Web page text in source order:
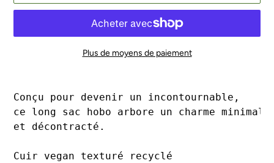
Plus de moyens de paiement
d'un
produit
à
votre
Conçu pour devenir un incontournable,
ce long sac hobo arbore un charme
et décontracté.
Cuir vegan texturé recyclé